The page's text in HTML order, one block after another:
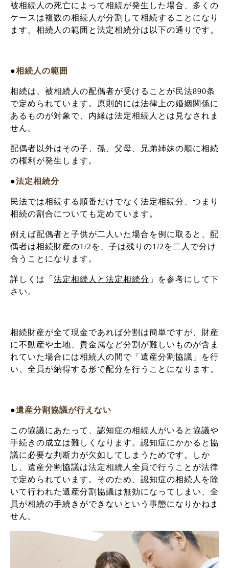
被相続人の死亡によって相続が発生した場合、多くの
ケースは複数の相続人が分割して相続することになり
ます。相続人の範囲と法定相続分は以下の通りです。
●相続人の範囲
相続は、被相続人の配偶者が受けることが民法890条
で定められています。原則的には法律上の婚姻関係に
あるものが対象で、内縁は法定相続人とは見なされま
せん。
配偶者以外はその子、孫、父母、兄弟姉妹の順に相続
の権利が発生します。
●法定相続分
民法では相続する順番だけでなく法定相続分、つまり
相続の割合についても定めています。
例えば配偶者と子供が二人いた場合を例に取ると、配
偶者は相続財産の1/2を、子は残りの1/2を二人で分け
合うことになります。
詳しくは「 法定相続人と法定相続分 」を参考にして下
さい。
相続財産が全て現金であれば分割は簡単ですが、財産
に不動産や土地、貴金属など分割が難しいものが含ま
れていた場合には相続人の間で「遺産分割協議」を行
い、全員が納得する形で配分を行うことになります。
●遺産分割協議が行えない
この協議にあたって、認知症の相続人がいると協議や
手続きの成立は難しくなります。認知症にかかると協
議に必要な判断力が欠如してしまうためです。しか
し、遺産分割協議は法定相続人全員で行うことが法律
で定められています。そのため、認知症の相続人を除
いて行われた遺産分割協議は無効になってしまい、全
員が相続の手続きができないという事態になりかねま
せん。